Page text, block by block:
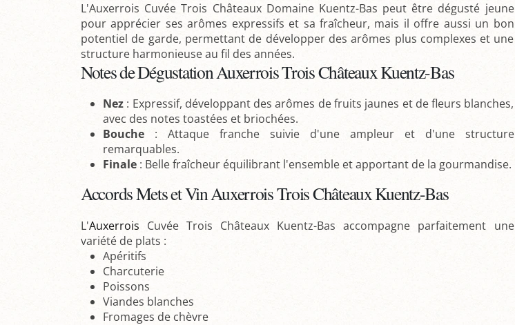
L'Auxerrois Cuvée Trois Châteaux Domaine Kuentz-Bas peut être dégusté jeune
pour apprécier ses arômes expressifs et sa fraîcheur, mais il offre aussi un bon
potentiel de garde, permettant de développer des arômes plus complexes et une
structure harmonieuse au fil des années.
Notes de Dégustation Auxerrois Trois Châteaux Kuentz-Bas
Nez : Expressif, développant des arômes de fruits jaunes et de fleurs blanches,
avec des notes toastées et briochées.
Bouche : Attaque franche suivie d'une ampleur et d'une structure
remarquables.
Finale : Belle fraîcheur équilibrant l'ensemble et apportant de la gourmandise.
Accords Mets et Vin Auxerrois Trois Châteaux Kuentz-Bas
L'Auxerrois Cuvée Trois Châteaux Kuentz-Bas accompagne parfaitement une
variété de plats :
Apéritifs
Charcuterie
Poissons
Viandes blanches
Fromages de chèvre